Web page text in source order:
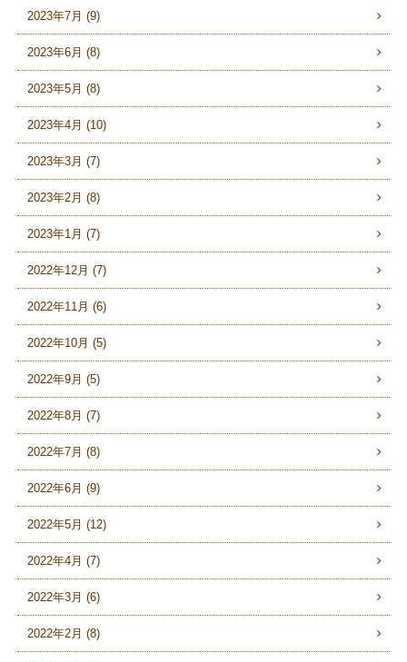
2023年7月 (9)
2023年6月 (8)
2023年5月 (8)
2023年4月 (10)
2023年3月 (7)
2023年2月 (8)
2023年1月 (7)
2022年12月 (7)
2022年11月 (6)
2022年10月 (5)
2022年9月 (5)
2022年8月 (7)
2022年7月 (8)
2022年6月 (9)
2022年5月 (12)
2022年4月 (7)
2022年3月 (6)
2022年2月 (8)